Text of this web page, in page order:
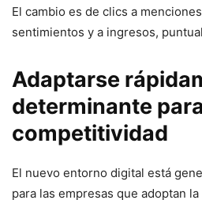
El cambio es de clics a
sentimientos y a ingresos,
Adaptarse
determinante
competitividad
El nuevo entorno digital está
para las empresas que adoptan